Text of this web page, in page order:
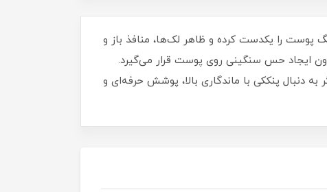
پوست را یکدست کرده و ظاهر لک‌ها، منافذ باز و
ایجاد حس سنگینی روی پوست قرار می‌گیرد.
دنبال پنککی با ماندگاری بالا، پوشش حرفه‌ای و